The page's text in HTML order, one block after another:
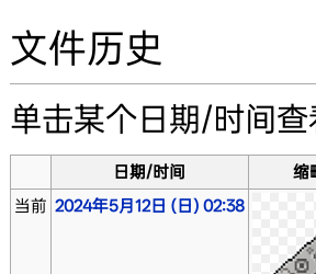
文件历史
单击某个日期/时间
日期/时间
缩
当前 2024年5月12日 (日) 02:38